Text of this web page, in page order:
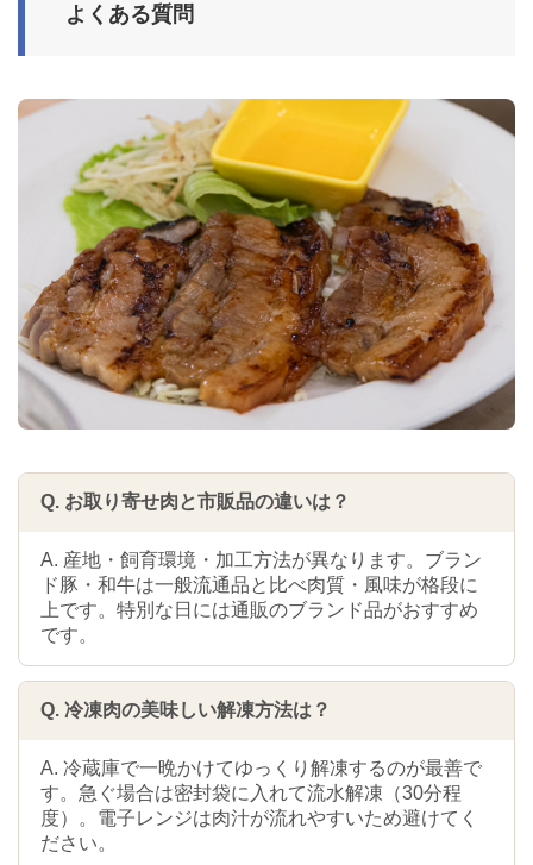
よくある質問
Q. お取り寄せ肉と市販品の違いは？
A. 産地・飼育環境・加工方法が異なります。ブラン
ド豚・和牛は一般流通品と比べ肉質・風味が格段に
上です。特別な日には通販のブランド品がおすすめ
です。
Q. 冷凍肉の美味しい解凍方法は？
A. 冷蔵庫で一晩かけてゆっくり解凍するのが最善で
す。急ぐ場合は密封袋に入れて流水解凍（30分程
度）。電子レンジは肉汁が流れやすいため避けてく
ださい。